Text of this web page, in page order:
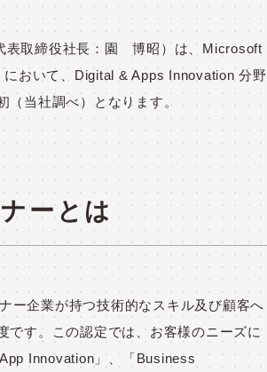
表取締役社長：園 博昭）は、Microsoft
おいて、Digital & Apps Innovation 分野
当社調べ）となります。
ーとは
ー企業が持つ技術的なスキル及び顧客へ
です。この認定では、お客様のニーズに
Innovation」、「Business